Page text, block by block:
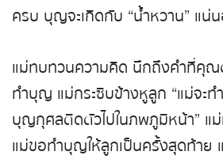
ครบ บุญจะเกิดกับ “น้ำหวาน” แน่
แม่ทบทวนความคิด นึกถึงคำที่คุณ
ทำบุญ แม่กระซิบข้างหูลูก “แม่จะ
บุญกุศลติดตัวไปในภพภูมิหน้า” แม่
แม่ขอทำบุญให้ลูกเป็นครั้งสุดท้าย